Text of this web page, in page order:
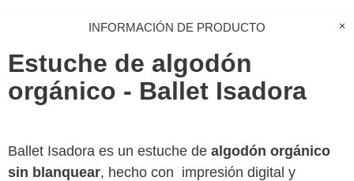
INFORMACIÓN DE PRODUCTO
Estuche de algodón
orgánico - Ballet Isadora
Ballet Isadora es un estuche de algodón orgánico
sin blanquear, hecho con impresión digital y